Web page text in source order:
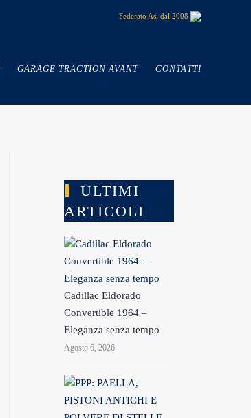
Federato Asi dal 2008
GARAGE TRACTION AVANT CONTATTI
ULTIMI
ARTICOLI
Cadillac Eldorado
Convertible 1964 –
Eleganza senza tempo
Agosto 6, 2026